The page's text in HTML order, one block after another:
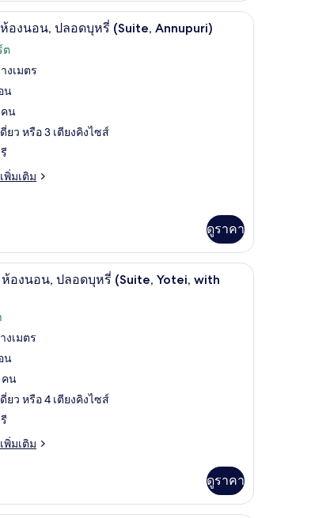
| ตู้นิรภัยในห้องพัก, เตารีด/โต๊ะรีดผ้า, Wi-Fi ฟรี, ผ้าปูที่นอน
ห้องพัก, 3 ห้องนอน, ปลอดบุหรี่ (Suite,
องนอน, ปลอดบุหรี่ (Suite, Annupuri)
ต
งเมตร
น
คน
ดี่ยว หรือ 3 เตียงคิงไซส์
พิ่มเติม
ดูราคา
| บริเวณนั่งเล่น | ทีวีจอแบน, พื้นอุ่นห้องพัก, 4 ห้องนอน, ปลอดบุหรี่ (Suite, Yotei,
องนอน, ปลอดบุหรี่ (Suite, Yotei, with
งเมตร
น
คน
ดี่ยว หรือ 4 เตียงคิงไซส์
พิ่มเติม
ดูราคา